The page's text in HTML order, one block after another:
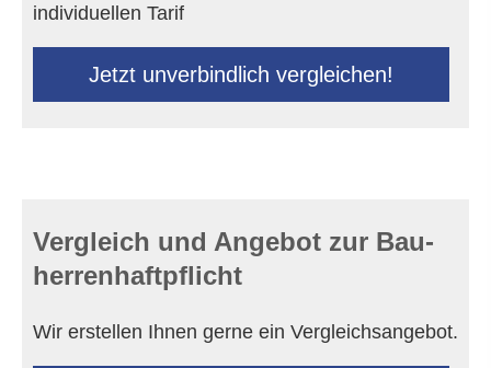
individuellen Tarif
Jetzt unverbindlich ver­gleichen!
Vergleich und Angebot zur Bau­
herren­haft­pflicht
Wir erstellen Ihnen gerne ein Vergleichsangebot.